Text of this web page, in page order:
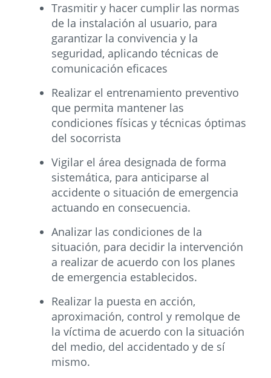
Trasmitir y hacer cumplir las normas
de la instalación al usuario, para
garantizar la convivencia y la
seguridad, aplicando técnicas de
comunicación eficaces
Realizar el entrenamiento preventivo
que permita mantener las
condiciones físicas y técnicas óptimas
del socorrista
Vigilar el área designada de forma
sistemática, para anticiparse al
accidente o situación de emergencia
actuando en consecuencia.
Analizar las condiciones de la
situación, para decidir la intervención
a realizar de acuerdo con los planes
de emergencia establecidos.
Realizar la puesta en acción,
aproximación, control y remolque de
la víctima de acuerdo con la situación
del medio, del accidentado y de sí
mismo.